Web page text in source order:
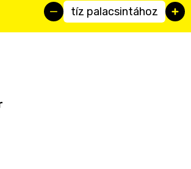
tíz palacsintához